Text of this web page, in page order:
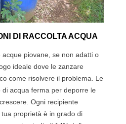
DI RACCOLTA ACQUA
piovane, se non adatti o
ideale dove le zanzare
come risolvere il problema. Le
acqua ferma per deporre le
Ogni recipiente
proprietà è in grado di